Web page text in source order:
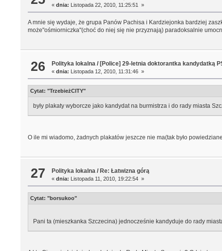
«dnia: Listopada 22, 2010, 11:25:51 »
A mnie się wydaje, że grupa Panów Pachisa i Kardziejonka bardziej
może"ośmiorniczka"(choć do niej się nie przyznają) paradoksalnie
26 Polityka lokalna / [Police] 29-letnia doktorantka kandydatką
«dnia: Listopada 12, 2010, 11:31:46 »
Cytat: "TrzebieżCITY"
były plakaty wyborcze jako kandydat na burmistrza i do rady miasta
O ile mi wiadomo, żadnych plakatów jeszcze nie ma(tak było
27 Polityka lokalna / Re: Łatwizna górą
«dnia: Listopada 11, 2010, 19:22:54 »
Cytat: "borsukoo"
Pani ta (mieszkanka Szczecina) jednocześnie kandyduje do rady